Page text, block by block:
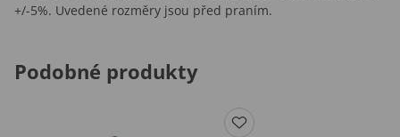
+/-5%. Uvedené rozměry jsou před praním.
Podobné produkty